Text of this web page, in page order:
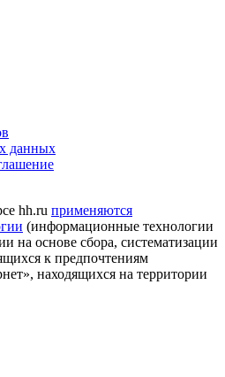
данных
hh.ru применяются
(информационные технологии
на основе сбора, систематизации
к предпочтениям
находящихся на территории